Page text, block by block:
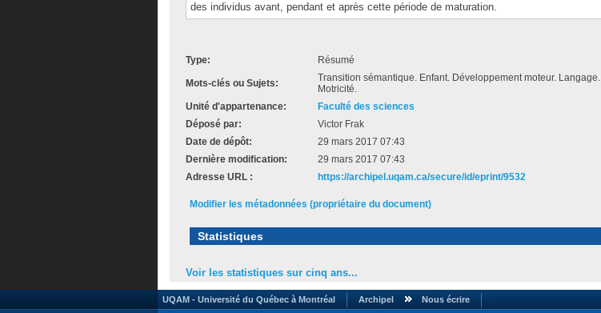
des individus avant, pendant et après cette période de maturation.
Type: Résumé
Mots-clés ou Sujets:
Transition sémantique. Enfant. Développement moteur. Langage.
Motricité.
Unité d'appartenance:
Faculté des sciences
Déposé par:
Victor Frak
Date de dépôt:
29 mars 2017 07:43
Dernière modification:
29 mars 2017 07:43
Adresse URL :
https://archipel.uqam.ca/secure/id/eprint/9532
Modifier les métadonnées (propriétaire du document)
Statistiques
Voir les statistiques sur cinq ans...
UQAM - Université du Québec à Montréal Archipel Nous écrire